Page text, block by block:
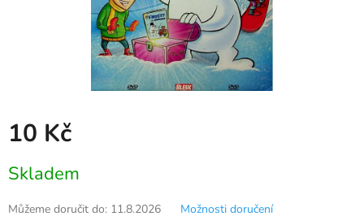
10 Kč
cena:
Skladem
Můžeme doručit do: 11.8.2026
Možnosti doručení